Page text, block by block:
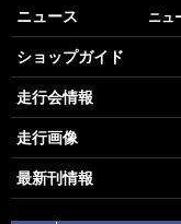
ニュース ニュ
ショップガイド
走行会情報
走行画像
最新刊情報